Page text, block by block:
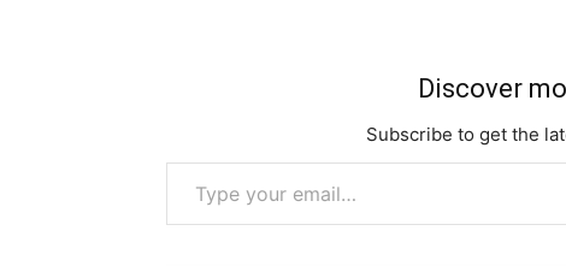
Discover
Subscribe to get the
Type your email…